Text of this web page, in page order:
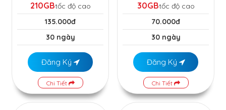
210GBtốc độ cao
135.000đ
30 ngày
Đăng Ký
Chi Tiết
30GBtốc độ cao
70.000đ
30 ngày
Đăng Ký
Chi Tiết